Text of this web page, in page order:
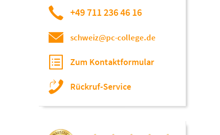
+49 711 236 46 16
schweiz@pc-college.de
Zum Kontaktformular
Rückruf-Service